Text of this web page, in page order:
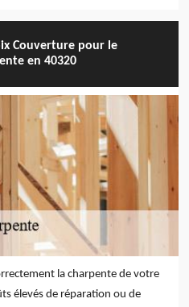
Couverture pour le
en 40320
la charpente de votre
élevés de réparation ou de